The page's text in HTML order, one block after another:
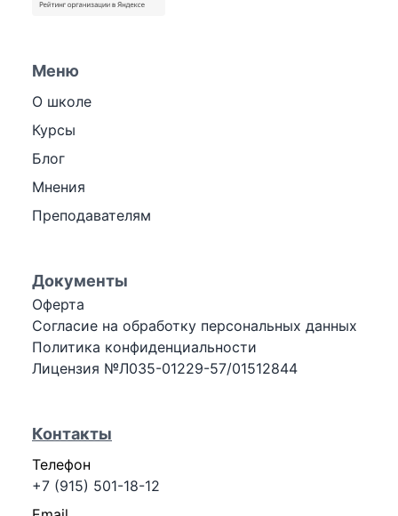
Меню
О школе
Курсы
Блог
Мнения
Преподавателям
Документы
Оферта
Согласие на обработку персональных данных
Политика конфиденциальности
Лицензия №Л035-01229-57/01512844
Контакты
Телефон
+7 (915) 501-18-12